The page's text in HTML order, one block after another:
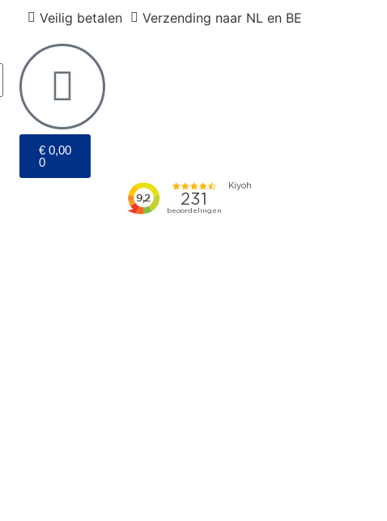
Veilig betalen Verzending naar NL en BE
€0,00
0